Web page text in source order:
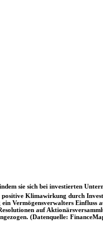
sie sich bei investierten
Klimawirkung durch
Vermögensverwalters
auf
(Datenquelle: